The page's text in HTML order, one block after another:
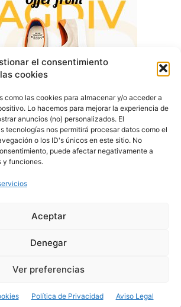
el consentimiento
cookies
como las cookies para almacenar y/o acceder a
Lo hacemos para mejorar la experiencia de
anuncios (no) personalizados. El
tecnologías nos permitirá procesar datos como el
o los ID's únicos en este sitio. No
puede afectar negativamente a
y funciones.
Aceptar
Denegar
Ver preferencias
Política de Privacidad Aviso Legal